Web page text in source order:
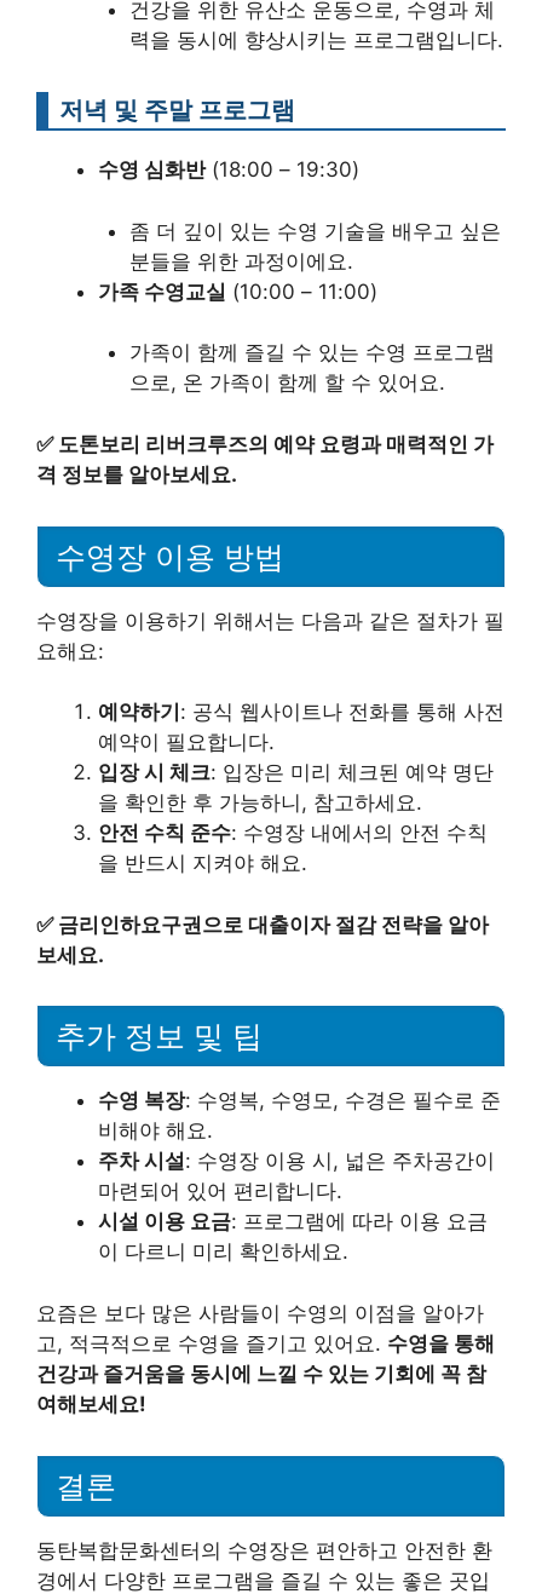
건강을 위한 유산소 운동으로, 수영과 체
력을 동시에 향상시키는 프로그램입니다.
저녁 및 주말 프로그램
수영 심화반(18:00 – 19:30)
좀 더 깊이 있는 수영 기술을 배우고 싶은
분들을 위한 과정이에요.
가족 수영교실 (10:00 – 11:00)
가족이 함께 즐길 수 있는 수영 프로그램
으로, 온 가족이 함께 할 수 있어요.
✅ 도톤보리 리버크루즈의 예약 요령과 매력적인 가
격 정보를 알아보세요.
수영장 이용 방법
수영장을 이용하기 위해서는 다음과 같은 절차가 필
요해요:
예약하기 : 공식 웹사이트나 전화를 통해 사전
예약이 필요합니다.
입장 시 체크: 입장은 미리 체크된 예약 명단
을 확인한 후 가능하니, 참고하세요.
안전 수칙 준수: 수영장 내에서의 안전 수칙
을 반드시 지켜야 해요.
✅ 금리인하요구권으로 대출이자 절감 전략을 알아
보세요.
추가 정보 및 팁
수영 복장: 수영복, 수영모, 수경은 필수로 준
비해야 해요.
주차 시설: 수영장 이용 시, 넓은 주차공간이
마련되어 있어 편리합니다.
시설 이용 요금: 프로그램에 따라 이용 요금
이 다르니 미리 확인하세요.
요즘은 보다 많은 사람들이 수영의 이점을 알아가
고, 적극적으로 수영을 즐기고 있어요. 수영을 통해
건강과 즐거움을 동시에 느낄 수 있는 기회에 꼭 참
여해보세요!
결론
동탄복합문화센터의 수영장은 편안하고 안전한 환
경에서 다양한 프로그램을 즐길 수 있는 좋은 곳입